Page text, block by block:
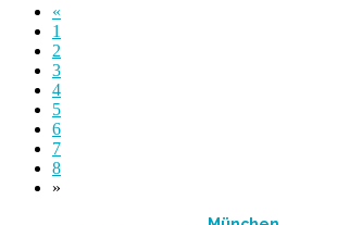
«
1
2
3
4
5
6
7
8
»